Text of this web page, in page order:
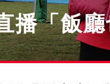
播「飯